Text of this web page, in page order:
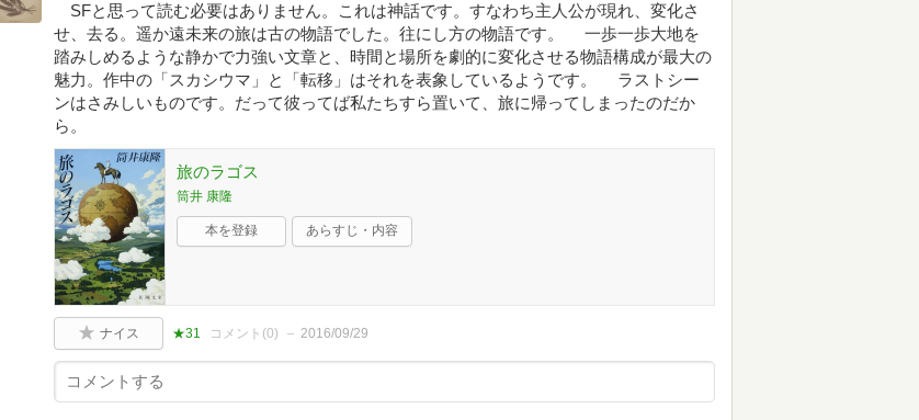
SFと思って読む必要はありません。これは神話です。すなわち主人公が現れ、変化さ
せ、去る。遥か遠未来の旅は古の物語でした。往にし方の物語です。 一歩一歩大地を
踏みしめるような静かで力強い文章と、時間と場所を劇的に変化させる物語構成が最大の
魅力。作中の「スカシウマ」と「転移」はそれを表象しているようです。 ラストシー
ンはさみしいものです。だって彼ってば私たちすら置いて、旅に帰ってしまったのだか
ら。
旅のラゴス
筒井 康隆
本を登録 あらすじ・内容
ナイス ★31 コメント(0) 2016/09/29